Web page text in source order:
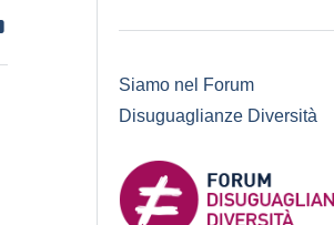
Siamo nel Forum
Disuguaglianze Diversità